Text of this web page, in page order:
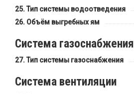
Тип системы водоотведения
Объём выгребных ям
Система газоснабжения
Тип системы газоснабжения
Система вентиляции